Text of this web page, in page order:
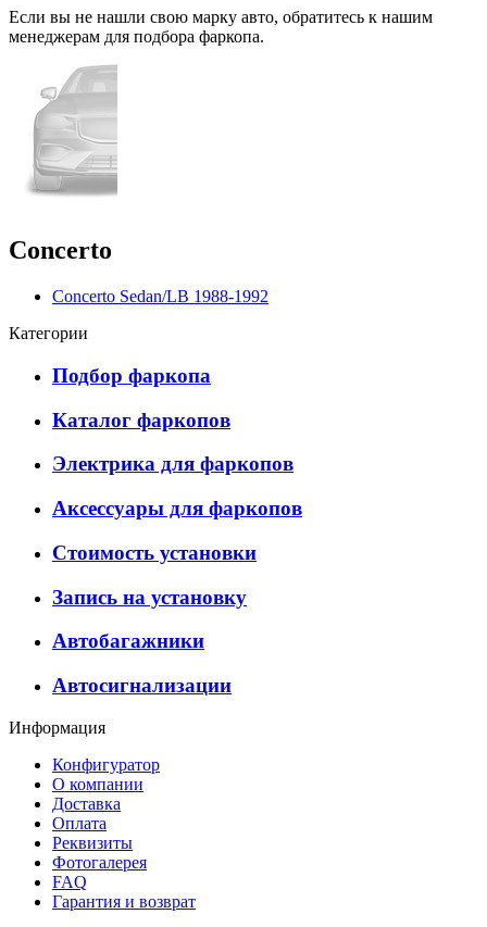
Если вы не нашли свою марку авто, обратитесь к нашим
менеджерам для подбора фаркопа.
Concerto
Concerto Sedan/LB 1988-1992
Категории
Подбор фаркопа
Каталог фаркопов
Электрика для фаркопов
Аксессуары для фаркопов
Стоимость установки
Запись на установку
Автобагажники
Автосигнализации
Информация
Конфигуратор
О компании
Доставка
Оплата
Реквизиты
Фотогалерея
FAQ
Гарантия и возврат